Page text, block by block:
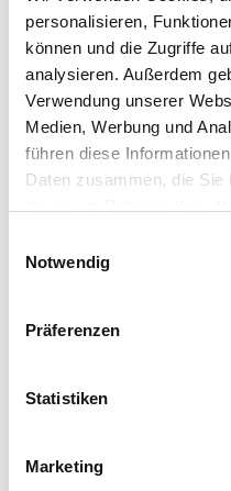
personalisieren,
können und die Zugriffe
analysieren. Außerdem
Verwendung unserer
Medien, Werbung und
führen diese
Daten zusammen, die Sie
Sie unsere Webseite
Notwendig
Präferenzen
Statistiken
Marketing
Ab sofort können
über das Meldeportal in
verwaltet werden.
HD-Zuchtwerte –
Größenzuchtwerte für
Die aktuelle
80,2.
21.02.2025
2025